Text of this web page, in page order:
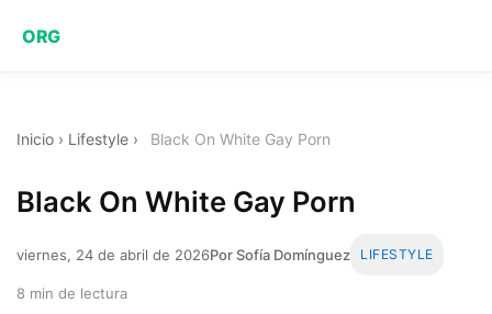
ORG
Inicio › Lifestyle › Black On White Gay Porn
Black On White Gay Porn
viernes, 24 de abril de 2026Por Sofía Domínguez LIFESTYLE
8 min de lectura